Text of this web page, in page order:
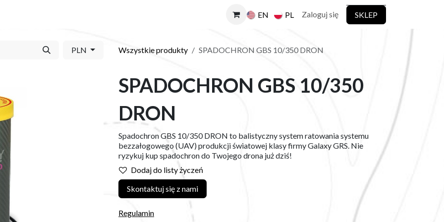
EN PL Zaloguj się SKLEP
PLN Wszystkie produkty SPADOCHRON GBS 10/350 DRON
SPADOCHRON GBS 10/350
DRON
Spadochron GBS 10/350 DRON to balistyczny system ratowania systemu
bezzałogowego (UAV) produkcji światowej klasy firmy Galaxy GRS. Nie
ryzykuj kup spadochron do Twojego drona już dziś!
Dodaj do listy życzeń
Skontaktuj się z nami
Regulamin